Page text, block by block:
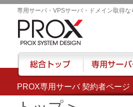
PROX専用サーバ 契約者ページ
専用サーバ・VPSサーバ・ドメイン取得な
総合トップ 専用サーバー